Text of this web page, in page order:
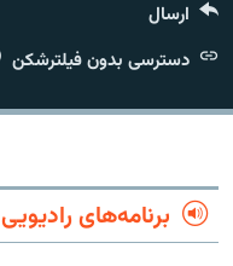
ارسال
دسترسی بدون فیلترشکن
برنامه‌های رادیویی